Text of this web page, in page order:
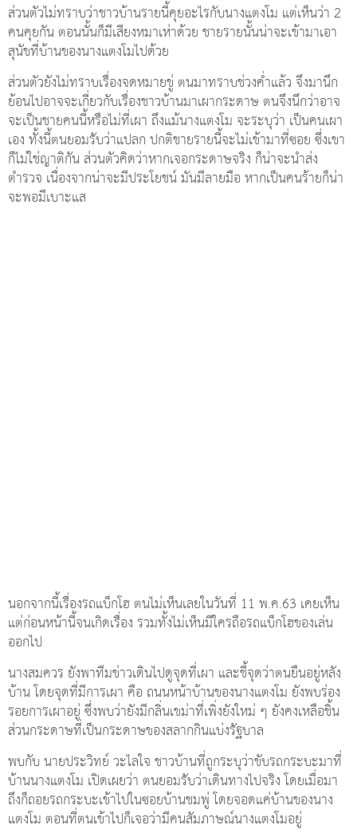
ส่วนตัวไม่ทราบว่าชาวบ้านรายนี้คุยอะไรกับนางแตงโม แต่เห็นว่า 2
คนคุยกัน ตอนนั้นก็มีเสียงหมาเห่าด้วย ชายรายนั้นน่าจะเข้ามาเอา
สุนัขที่บ้านของนางแตงโมไปด้วย
ส่วนตัวยังไม่ทราบเรื่องจดหมายขู่ ตนมาทราบช่วงค่ำแล้ว จึงมานึก
ย้อนไปอาจจะเกี่ยวกับเรื่องชาวบ้านมาเผากระดาษ ตนจึงนึกว่าอาจ
จะเป็นชายคนนี้หรือไม่ที่เผา ถึงแม้นางแตงโม จะระบุว่า เป็นคนเผา
เอง ทั้งนี้ตนยอมรับว่าแปลก ปกติชายรายนี้จะไม่เข้ามาที่ซอย ซึ่งเขา
ก็ไม่ใช่ญาติกัน ส่วนตัวคิดว่าหากเจอกระดาษจริง ก็น่าจะนำส่ง
ตำรวจ เนื่องจากน่าจะมีประโยชน์ มันมีลายมือ หากเป็นคนร้ายก็น่า
จะพอมีเบาะแส
นอกจากนี้เรื่องรถแบ็กโฮ ตนไม่เห็นเลยในวันที่ 11 พ.ค.63 เคยเห็น
แต่ก่อนหน้านี้จนเกิดเรื่อง รวมทั้งไม่เห็นมีใครถือรถแบ็กโฮของเล่น
ออกไป
นางสมควร ยังพาทีมข่าวเดินไปดูจุดที่เผา และชี้จุดว่าตนยืนอยู่หลัง
บ้าน โดยจุดที่มีการเผา คือ ถนนหน้าบ้านของนางแตงโม ยังพบร่อง
รอยการเผาอยู่ ซึ่งพบว่ายังมีกลิ่นเขม่าที่เพิ่งยังใหม่ ๆ ยังคงเหลือชิ้น
ส่วนกระดาษที่เป็นกระดาษของสลากกินแบ่งรัฐบาล
พบกับ นายประวิทย์ วะไลใจ ชาวบ้านที่ถูกระบุว่าขับรถกระบะมาที่
บ้านนางแตงโม เปิดเผยว่า ตนยอมรับว่าเดินทางไปจริง โดยเมื่อมา
ถึงก็ถอยรถกระบะเข้าไปในซอยบ้านชมพู่ โดยจอดแค่บ้านของนาง
แตงโม ตอนที่ตนเข้าไปก็เจอว่ามีคนสัมภาษณ์นางแตงโมอยู่